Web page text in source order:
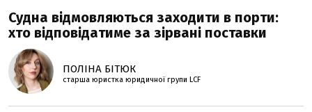
Судна відмовляються заходити в порти:
хто відповідатиме за зірвані поставки
ПОЛІНА БІТЮК
старша юристка юридичної групи LCF